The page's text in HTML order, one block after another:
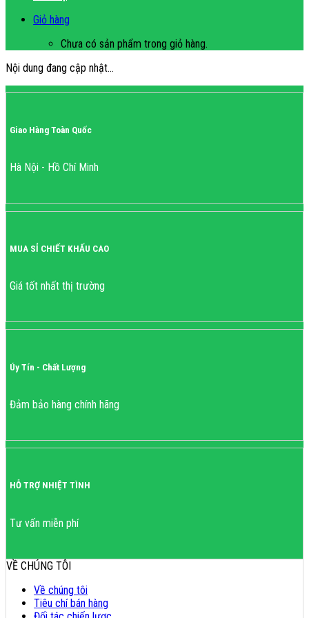
Giỏ hàng
Chưa có sản phẩm trong giỏ hàng.
Nội dung đang cập nhật…
Giao Hàng Toàn Quốc
Hà Nội - Hồ Chí Minh
MUA SỈ CHIẾT KHẤU CAO
Giá tốt nhất thị trường
Úy Tín - Chất Lượng
Đảm bảo hàng chính hãng
HỖ TRỢ NHIỆT TÌNH
Tư vấn miễn phí
VỀ CHÚNG TÔI
Về chúng tôi
Tiêu chí bán hàng